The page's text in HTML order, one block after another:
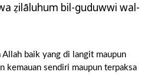
ẓilāluhum bil-guduwwi wal-
Allah baik yang di langit maupun
kemauan sendiri maupun terpaksa